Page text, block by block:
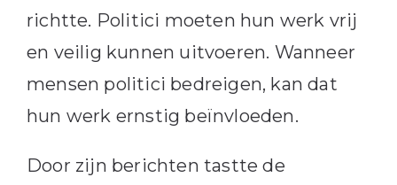
richtte. Politici moeten hun werk vrij
en veilig kunnen uitvoeren. Wanneer
mensen politici bedreigen, kan dat
hun werk ernstig beïnvloeden.
Door zijn berichten tastte de